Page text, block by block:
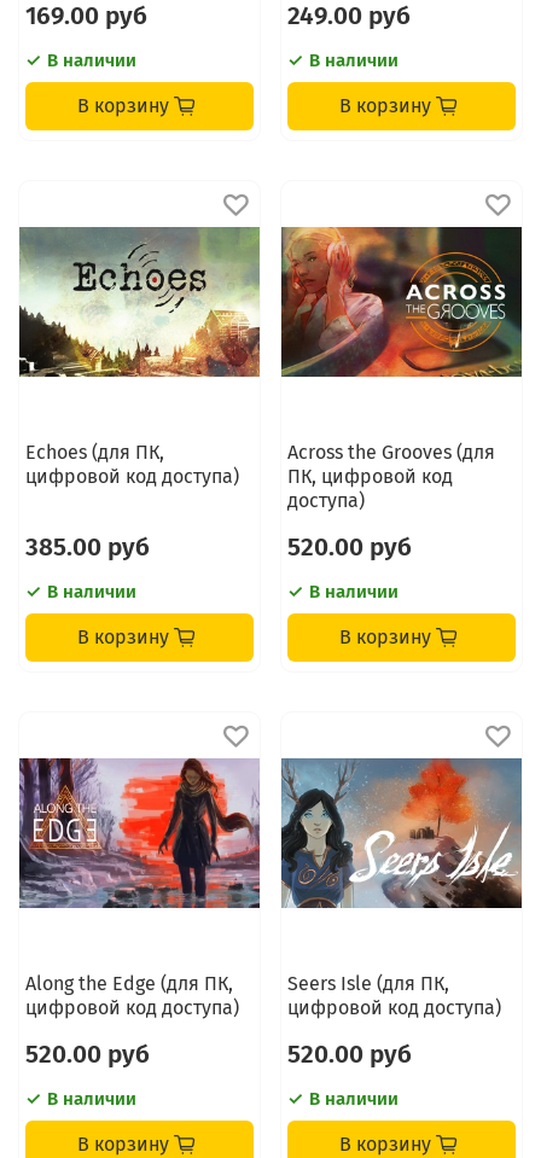
169.00 руб
В наличии
В корзину
249.00 руб
В наличии
В корзину
Echoes (для ПК,
цифровой код доступа)
385.00 руб
В наличии
В корзину
Across the Grooves (для
ПК, цифровой код
доступа)
520.00 руб
В наличии
В корзину
Along the Edge (для ПК,
цифровой код доступа)
520.00 руб
В наличии
В корзину
Seers Isle (для ПК,
цифровой код доступа)
520.00 руб
В наличии
В корзину